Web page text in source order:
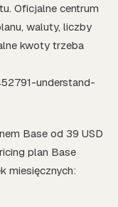
Oficjalne centrum
waluty, liczby
kwoty trzeba
understand-
Base od 39 USD
plan Base
miesięcznych: